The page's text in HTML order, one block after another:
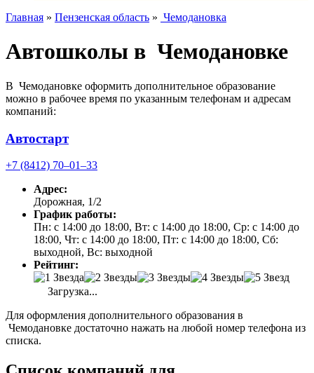
Главная » Пензенская область » Чемодановка
Автошколы в Чемодановке
В Чемодановке оформить дополнительное образование
можно в рабочее время по указанным телефонам и адресам
компаний:
Автостарт
+7 (8412) 70‒01‒33
Адрес:
Дорожная, 1/2
График работы:
Пн: с 14:00 до 18:00, Вт: с 14:00 до 18:00, Ср: с 14:00 до
18:00, Чт: с 14:00 до 18:00, Пт: с 14:00 до 18:00, Сб:
выходной, Вс: выходной
Рейтинг:
Загрузка...
Для оформления дополнительного образования в
Чемодановке достаточно нажать на любой номер телефона из
списка.